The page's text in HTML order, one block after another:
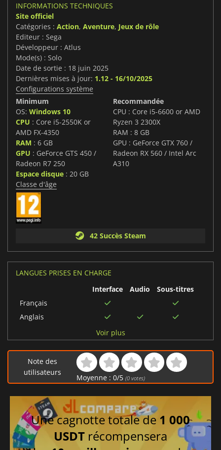
INFORMATIONS TECHNIQUES
Site officiel
Catégories : Action, Aventure, Jeux de rôle
Editeur : Sega
Développeur : Atlus
Mode(s) : Solo
Date de sortie : 18 juin 2025
Dernières mises à jour: 1.12 - 16/10/2025
Configurations système
Minimum
OS: Windows 10
CPU : Core i5-2550K or
AMD FX-4350
RAM : 6 GB
GPU : GeForce GTS 450 /
Radeon R7 250
Espace disque : 20 GB
Recommandée
CPU : Core i5-6600 or AMD
Ryzen 3 2300X
RAM : 8 GB
GPU : GeForce GTX 760 /
Radeon RX 560 / Intel Arc
A310
Classe d'âge
42 Succès Steam
LANGUES PRISES EN CHARGE
Interface
Audio
Sous-titres
Français
Anglais
Japonais
Allemand
Espagnol
Italien
Voir plus
Note des
utilisateurs
Moyenne : 0/5 (0votes)
Une cagnotte totale de 1 000
USDT récompensera